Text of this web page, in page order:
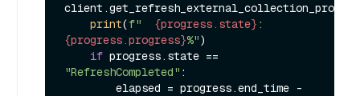
print(f" {progress.state}
{progress.progress}%")
if
"RefreshCompleted" :